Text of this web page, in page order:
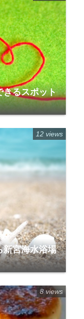
きるスポット
新宮海水浴場
12 views
8 views